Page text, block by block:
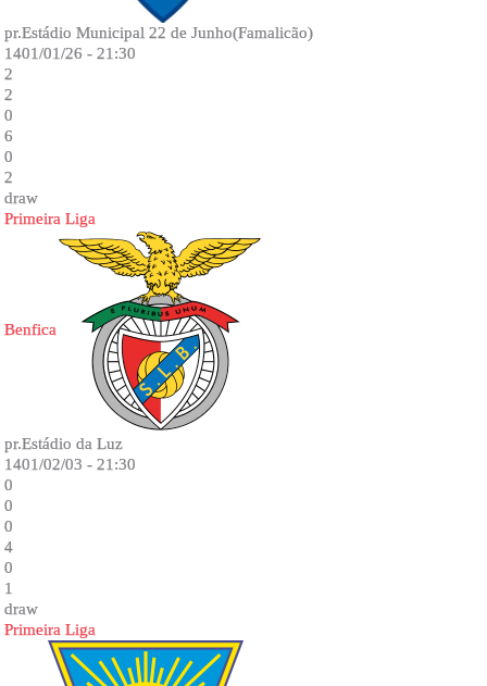
pr.Estádio Municipal 22 de Junho(Famalicão)
1401/01/26 - 21:30
2
2
0
6
0
2
draw
Primeira Liga
Benfica
pr.Estádio da Luz
1401/02/03 - 21:30
0
0
0
4
0
1
draw
Primeira Liga